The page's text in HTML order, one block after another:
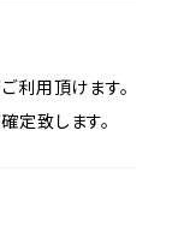
利用頂けます。
定致します。